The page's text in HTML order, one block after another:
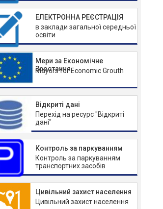
ЕЛЕКТРОННА РЕЄСТРАЦІЯ
в заклади загальної середньої
освіти
Мери за Економічне
Зростання
Mayors for Economic Grouth
Відкриті дані
Перехід на ресурс "Відкриті
дані"
Контроль за паркуванням
Контроль за паркуванням
транспортних засобів
Цивільний захист населення
Цивільний захист населення